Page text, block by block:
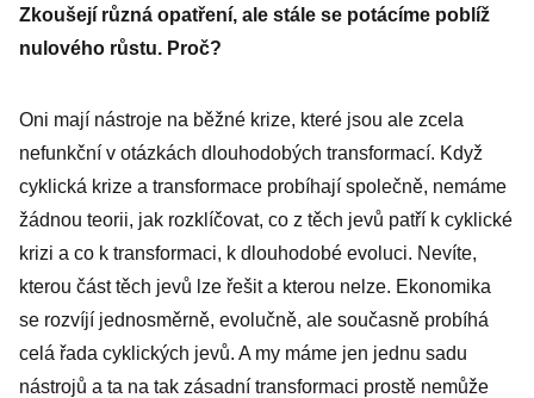
Zkoušejí různá opatření, ale stále se potácíme poblíž
nulového růstu. Proč?
Oni mají nástroje na běžné krize, které jsou ale zcela
nefunkční v otázkách dlouhodobých transformací. Když
cyklická krize a transformace probíhají společně, nemáme
žádnou teorii, jak rozklíčovat, co z těch jevů patří k cyklické
krizi a co k transformaci, k dlouhodobé evoluci. Nevíte,
kterou část těch jevů lze řešit a kterou nelze. Ekonomika
se rozvíjí jednosměrně, evolučně, ale současně probíhá
celá řada cyklických jevů. A my máme jen jednu sadu
nástrojů a ta na tak zásadní transformaci prostě nemůže